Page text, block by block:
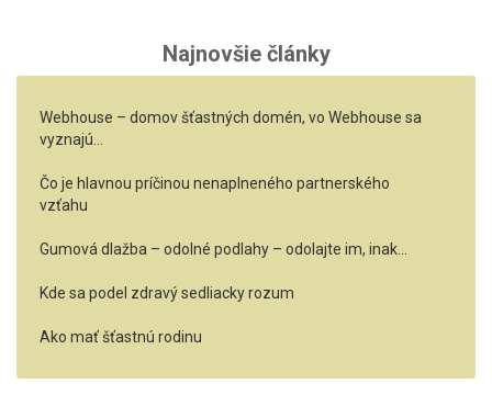
Najnovšie články
Webhouse – domov šťastných domén, vo Webhouse sa
vyznajú…
Čo je hlavnou príčinou nenaplneného partnerského
vzťahu
Gumová dlažba – odolné podlahy – odolajte im, inak…
Kde sa podel zdravý sedliacky rozum
Ako mať šťastnú rodinu